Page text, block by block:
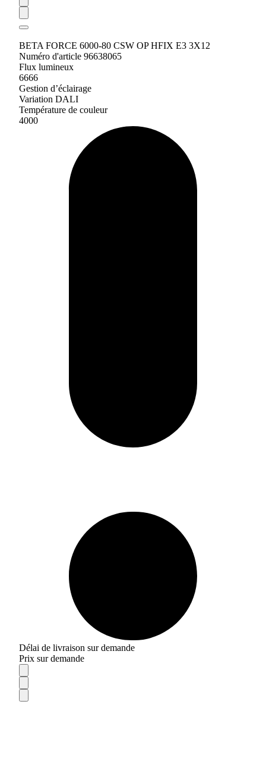
BETA FORCE 6000-80 CSW OP HFIX E3 3X12
Numéro d'article 96638065
Flux lumineux
6666
Gestion d’éclairage
Variation DALI
Température de couleur
4000
Délai de livraison sur demande
Prix sur demande